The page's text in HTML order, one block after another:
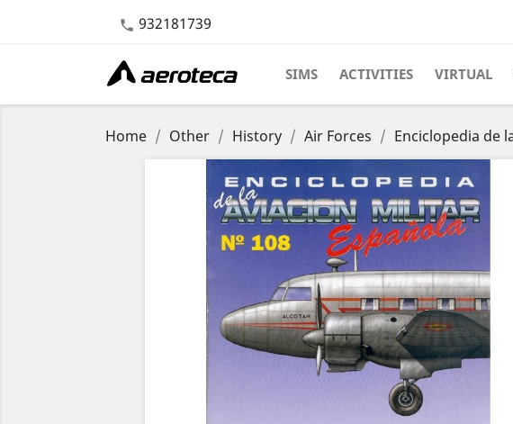
 932181739
SIMS ACTIVITIES VIRTUAL
Home Other History Air Forces Enciclopedia de